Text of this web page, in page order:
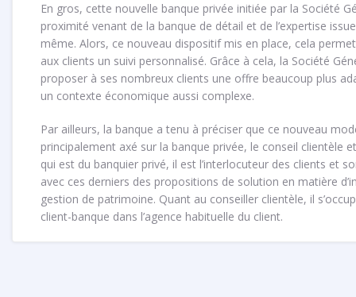
En gros, cette nouvelle banque privée initiée par la Société
proximité venant de la banque de détail et de l’expertise
même. Alors, ce nouveau dispositif mis en place, cela
aux clients un suivi personnalisé. Grâce à cela, la Société
proposer à ses nombreux clients une offre beaucoup plus
un contexte économique aussi complexe.
Par ailleurs, la banque a tenu à préciser que ce nouveau
principalement axé sur la banque privée, le conseil clientèle
qui est du banquier privé, il est l’interlocuteur des clients et
avec ces derniers des propositions de solution en matière
gestion de patrimoine. Quant au conseiller clientèle, il
client-banque dans l’agence habituelle du client.